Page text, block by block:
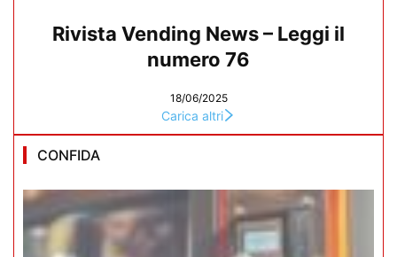
Rivista Vending News – Leggi il
numero 76
18/06/2025
Carica altri
CONFIDA